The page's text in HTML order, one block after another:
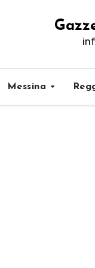
Messina